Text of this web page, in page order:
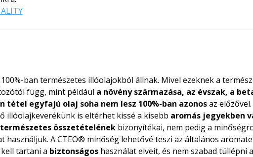
ban természetes illóolajokból állnak. Mivel ezeknek a
függ, mint például a növény származása, az évszak, a
tétel egyfajú olaj soha nem lesz 100%-ban azonosaz előzővel.
illóolajkeverékünk is eltérhet kissé a kisebb aromás jegyekben
összetételének bizonyítékai, nem pedig a
A CTEO® minőség lehetővé teszi az általános
tartani a biztonságos használat elveit, és nem szabad túllépni